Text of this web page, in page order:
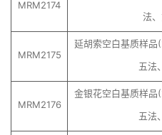
MRM2174
法
MRM2175
延胡索空白基质样
五法
MRM2176
金银花空白基质样
五法